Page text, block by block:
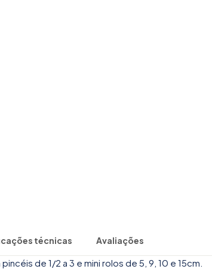
técnicas Avaliações
de 1/2 a 3 e mini rolos de 5, 9, 10 e 15cm.